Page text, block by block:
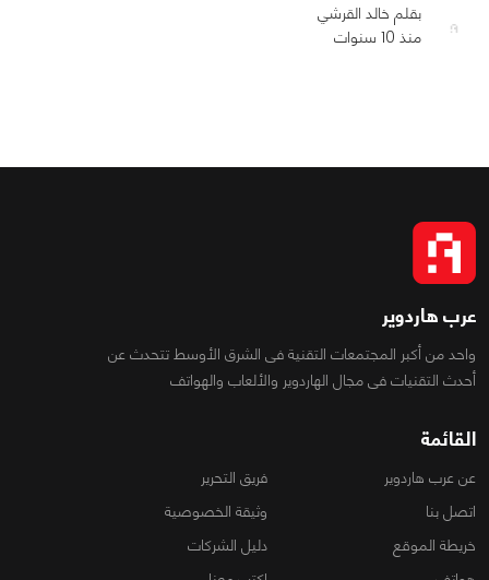
5088
بقلم خالد القرشي
منذ 10 سنوات
عرب هاردوير
واحد من أكبر المجتمعات التقنية فى الشرق الأوسط تتحدث عن
أحدث التقنيات فى مجال الهاردوير والألعاب والهواتف
القائمة
عن عرب هاردوير
فريق التحرير
اتصل بنا
وثيقة الخصوصية
خريطة الموقع
دليل الشركات